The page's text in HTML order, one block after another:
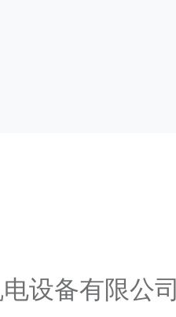
设备有限公司